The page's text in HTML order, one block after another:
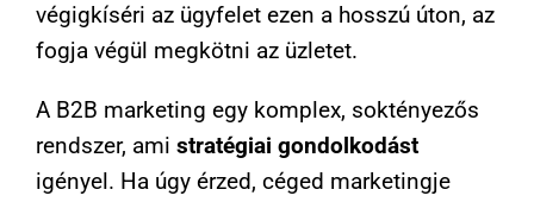
végigkíséri az ügyfelet ezen a hosszú úton, az
fogja végül megkötni az üzletet.
A B2B marketing egy komplex, soktényezős
rendszer, ami stratégiai gondolkodást
igényel. Ha úgy érzed, céged marketingje